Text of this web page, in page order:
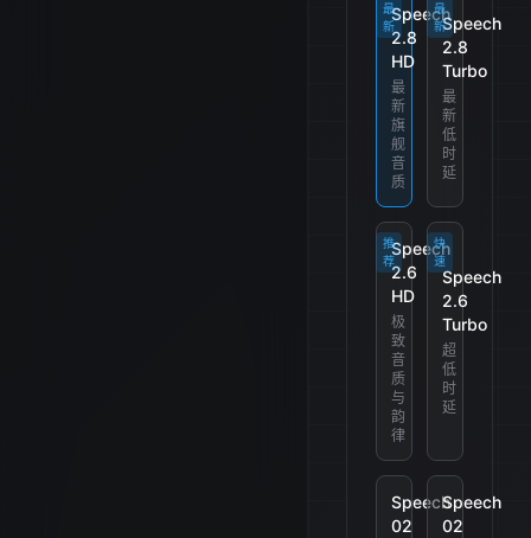
最
新
Speech
2.8
HD
最
新
旗
舰
音
质
最
新Speech
2.8
Turbo
最
新
低
时
延
推
荐
Speech
2.6
HD
极
致
音
质
与
韵
律
快
速
Speech
2.6
Turbo
超
低
时
延
Speech
02
Speech
02